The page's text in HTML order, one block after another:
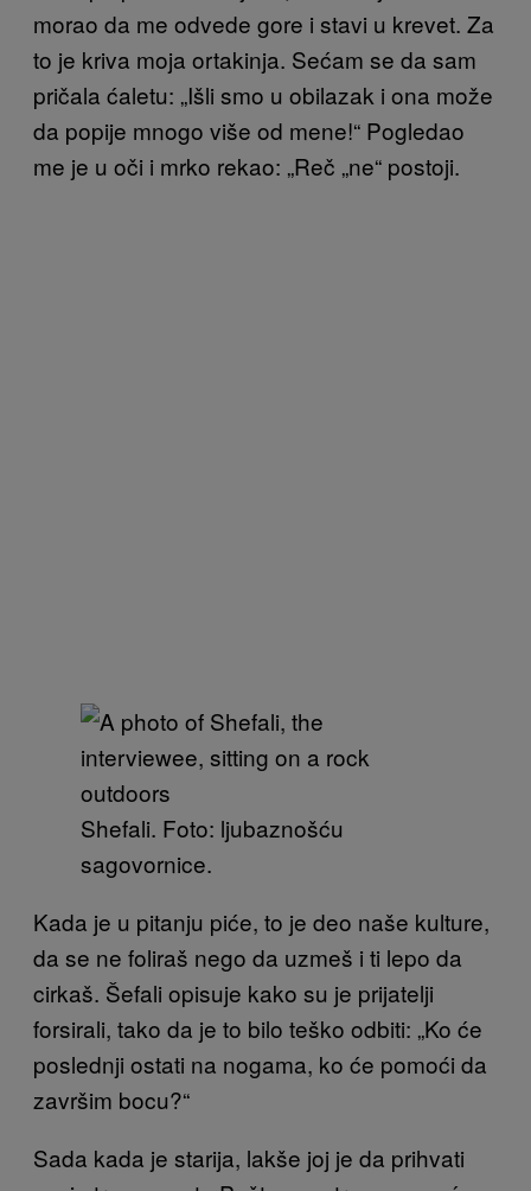
morao da me odvede gore i stavi u krevet. Za
to je kriva moja ortakinja. Sećam se da sam
pričala ćaletu: „Išli smo u obilazak i ona može
da popije mnogo više od mene!“ Pogledao
me je u oči i mrko rekao: „Reč „ne“ postoji.
Shefali. Foto: ljubaznošću
sagovornice.
Kada je u pitanju piće, to je deo naše kulture,
da se ne foliraš nego da uzmeš i ti lepo da
cirkaš. Šefali opisuje kako su je prijatelji
forsirali, tako da je to bilo teško odbiti: „Ko će
poslednji ostati na nogama, ko će pomoći da
završim bocu?“
Sada kada je starija, lakše joj je da prihvati